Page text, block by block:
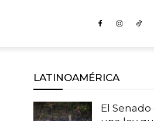
LATINOAMÉRICA
El